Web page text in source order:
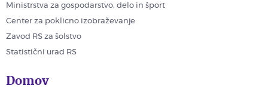
Ministrstva za gospodarstvo, delo in šport
Center za poklicno izobraževanje
Zavod RS za šolstvo
Statistični urad RS
Domov